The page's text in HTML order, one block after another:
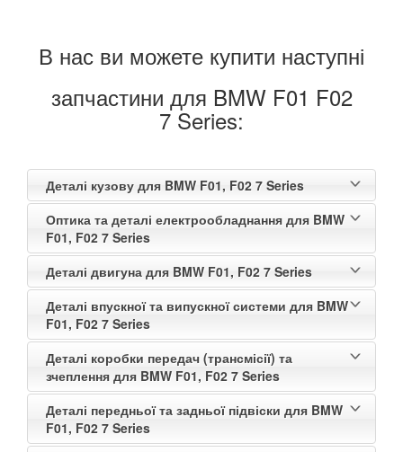
В нас ви можете купити наступні
запчастини для BMW F01 F02
7 Series:
Деталі кузову для BMW F01, F02 7 Series
Оптика та деталі електрообладнання для BMW
F01, F02 7 Series
Деталі двигуна для BMW F01, F02 7 Series
Деталі впускної та випускної системи для BMW
F01, F02 7 Series
Деталі коробки передач (трансмісії) та
зчеплення для BMW F01, F02 7 Series
Деталі передньої та задньої підвіски для BMW
F01, F02 7 Series